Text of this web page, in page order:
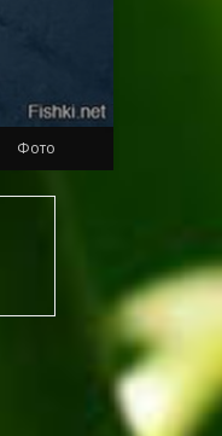
Фото